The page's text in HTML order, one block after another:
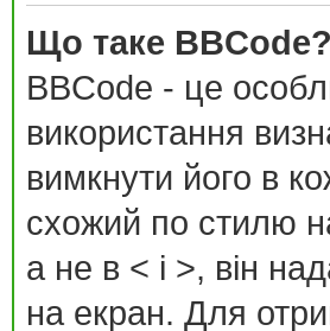
Що таке BBCode?
BBCode - це
використання
вимкнути його в
схожий по стилю
а не в < і >, він
на екран. Для